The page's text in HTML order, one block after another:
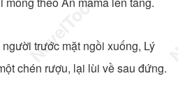
trước mặt ngồi xuống, Lý
chén rượu, lại lùi về sau đứng.